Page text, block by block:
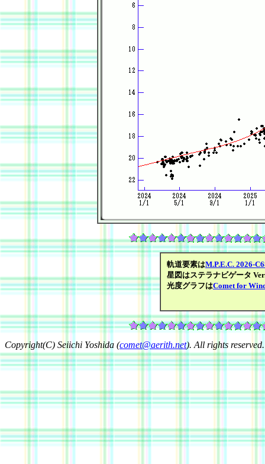
軌道要素はM.P.E.C. 2026-
星図はステラナビゲータ
光度グラフはComet for
Copyright(C) Seiichi Yoshida (comet@aerith.net). All rights reserved.